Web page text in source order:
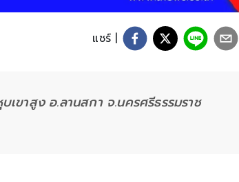
แชร์ |
ขาสูง อ.ลานสกา จ.นครศรีธรรมราช